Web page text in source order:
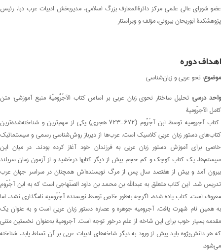
عضو شورای عالي علمی مرکز دائرةالمعارف بزرگ اسلامی، مدیربخش ادبیات عرب دبا، رئیس
پژوهشکدۀ ابوریحان بیرونی،مؤلف و ويراستار
اهداف دوره
موضوع: نحو عربی و زبان‌شناسی
واحد درسی: تحلیل ساختار نحوی زبان عربی بر اساس کتاب الآجُرُّومیّة منبع آموزشی: متن
کامل الآجرّومیة
کتاب آجرومیه توسط ابن آجُرُّوم (۶۷۲-۷۲۳ هجری) یکی از مهم‌ترین و شناخته‌شده‌ترین
کتاب‌های دستور زبان عربی کلاسیک است. عرب‌ها از دیرباز روش‌شناسی رسمی و سیستماتیک
خاصی برای آموزش دستور زبان عربی به فرزندان خود آغاز کرده بودند. در میان این
سیستم‌ها، یک کتاب کوچک و کم حجم بیش از دیگر کتابها درخشید و از آزمون زمان سربلند
بیرون آمد و بیش از هفتصد سال پس از مرگ نویسنده‌اش همچنان در سراسر جهان عرب
تدریس شد. این کتاب متعلق به عبدالله بن محمد بن داود الصَنْهاجی است که به ابن آجُرّوم
معروف است. کتاب یاده شده، اگرچه به‌طور خاص توسط نویسنده آجُرّومیه نامگذاری نشد، اما
به همین نام شهرت یافت. آجرومیه جوهره و عصاره دستور زبان عربی است و به عنوان یک
مقدمه بسیار خوب برای این شاخه از علم درخور توجه است. آجرومیة به‌عنوان نخستین متنی
که هر دانش‌پژوه باید پیش از ورود به دیگر شاخه‌های ادبیات عربی بر آن تسلط یابد، شناخته
می‌شود.